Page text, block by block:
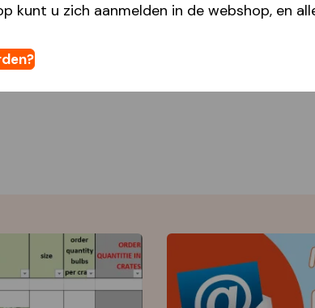
kunt u zich aanmelden in de webshop, en